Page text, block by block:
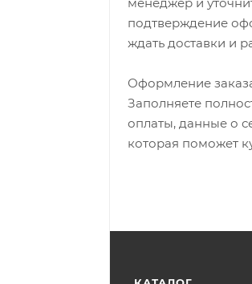
подтверждение
ждать доставки и
Оформление
Заполняете
оплаты, данные о
которая поможет